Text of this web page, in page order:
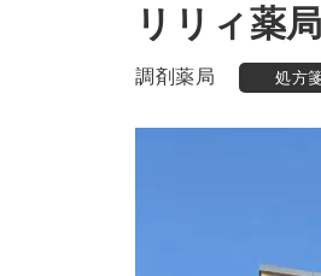
リリィ薬
調剤薬局 処方